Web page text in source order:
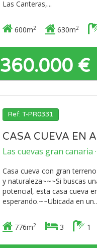
Las Canteras,...
600m2 630m2
360.000 €
Ref: T-PR0331
CASA CUEVA EN
Las cuevas gran canaria
Casa cueva con gran
y naturaleza~~~Si buscas
potencial, esta casa cueva
esperando.~~Ubicada en
776m2 3 1